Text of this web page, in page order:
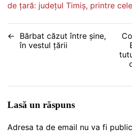
de țară: județul Timiș, printre
Navigare
Bărbat căzut între șine,
în vestul țării
Lasă un răspuns
Adresa ta de email nu va fi